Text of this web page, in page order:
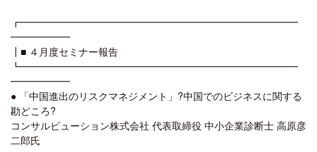
┏━━━━━━━━━━━━━━━━━━━━━━━━━━━━
━━━━━━
┃■ ４月度セミナー報告
┗━━━━━━━━━━━━━━━━━━━━━━━━━━━━
━━━━━━
● 「中国進出のリスクマネジメント」?中国でのビジネスに関する
勘どころ?
コンサルビューション株式会社 代表取締役 中小企業診断士 高原彦
二郎氏